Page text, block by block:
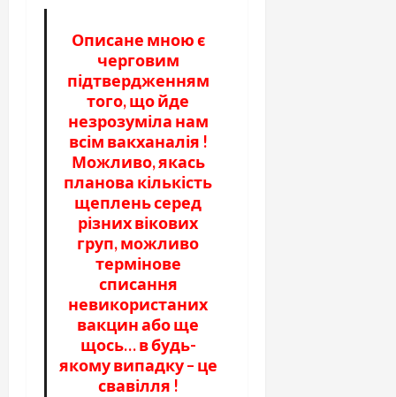
Описане мною є
черговим
підтвердженням
того, що йде
незрозуміла нам
всім вакханалія !
Можливо, якась
планова кількість
щеплень серед
різних вікових
груп, можливо
термінове
списання
невикористаних
вакцин або ще
щось… в будь-
якому випадку – це
свавілля !